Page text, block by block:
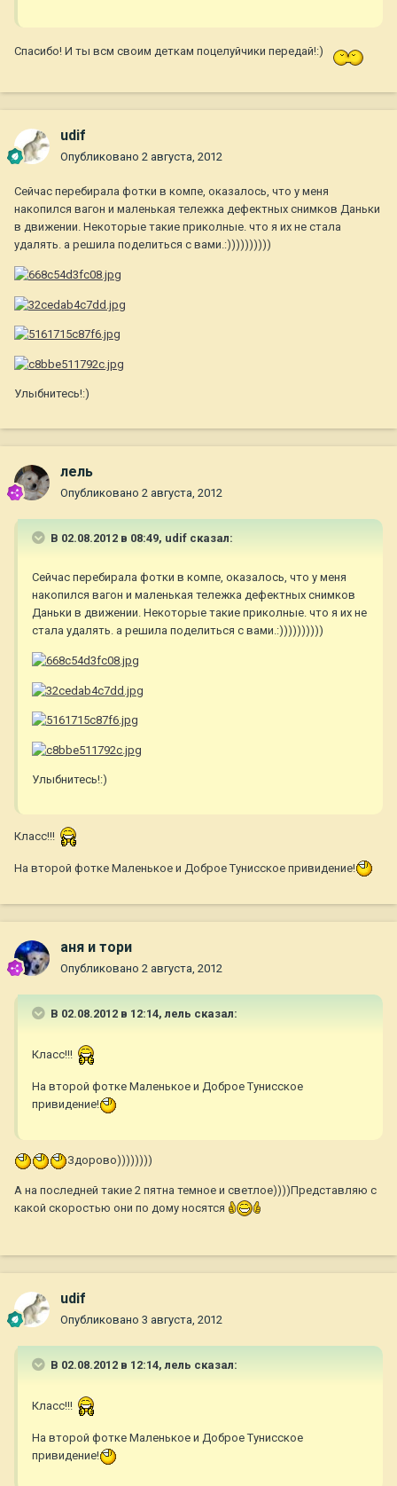
Спасибо! И ты всм своим деткам поцелуйчики передай!:)
udif
Опубликовано 2 августа, 2012
Сейчас перебирала фотки в компе, оказалось, что у меня
накопился вагон и маленькая тележка дефектных снимков Даньки
в движении. Некоторые такие приколные. что я их не стала
удалять. а решила поделиться с вами.:))))))))))
Улыбнитесь!:)
лель
Опубликовано 2 августа, 2012
В 02.08.2012 в 08:49, udif сказал:
Сейчас перебирала фотки в компе, оказалось, что у меня
накопился вагон и маленькая тележка дефектных снимков
Даньки в движении. Некоторые такие приколные. что я их не
стала удалять. а решила поделиться с вами.:))))))))))
Улыбнитесь!:)
Класс!!!
На второй фотке Маленькое и Доброе Тунисское привидение!
аня и тори
Опубликовано 2 августа, 2012
В 02.08.2012 в 12:14, лель сказал:
Класс!!!
На второй фотке Маленькое и Доброе Тунисское
привидение!
Здорово))))))))
А на последней такие 2 пятна темное и светлое))))Представляю с
какой скоростью они по дому носятся
udif
Опубликовано 3 августа, 2012
В 02.08.2012 в 12:14, лель сказал:
Класс!!!
На второй фотке Маленькое и Доброе Тунисское
привидение!